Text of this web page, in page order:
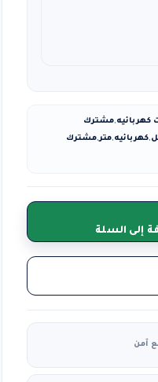
,مشترك
,كهربائيه,متر,مشترك
إلى السلة
آمن